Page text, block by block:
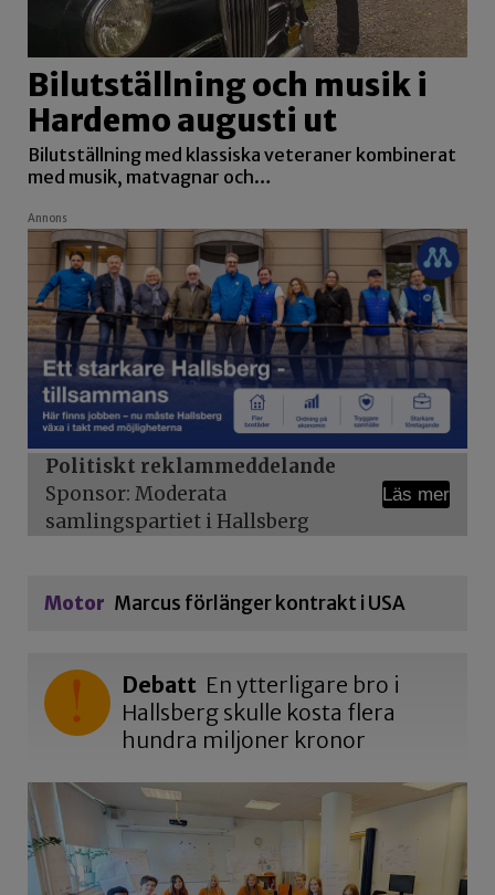
Bilutställning och musik i
Hardemo augusti ut
Bilutställning med klassiska veteraner kombinerat
med musik, matvagnar och…
Annons
Politiskt reklammeddelande
Sponsor: Moderata
samlingspartiet i Hallsberg
Läs mer
Motor Marcus förlänger kontrakt i USA
Debatt En ytterligare bro i
Hallsberg skulle kosta flera
hundra miljoner kronor